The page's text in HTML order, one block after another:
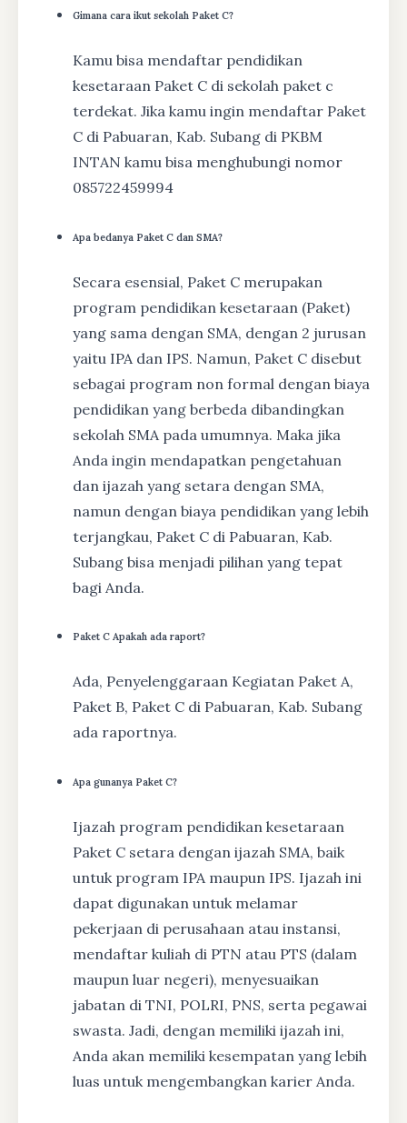
Gimana cara ikut sekolah Paket C?
Kamu bisa mendaftar pendidikan
kesetaraan Paket C di sekolah paket c
terdekat. Jika kamu ingin mendaftar Paket
C di Pabuaran, Kab. Subang di PKBM
INTAN kamu bisa menghubungi nomor
085722459994
Apa bedanya Paket C dan SMA?
Secara esensial, Paket C merupakan
program pendidikan kesetaraan (Paket)
yang sama dengan SMA, dengan 2 jurusan
yaitu IPA dan IPS. Namun, Paket C disebut
sebagai program non formal dengan biaya
pendidikan yang berbeda dibandingkan
sekolah SMA pada umumnya. Maka jika
Anda ingin mendapatkan pengetahuan
dan ijazah yang setara dengan SMA,
namun dengan biaya pendidikan yang lebih
terjangkau, Paket C di Pabuaran, Kab.
Subang bisa menjadi pilihan yang tepat
bagi Anda.
Paket C Apakah ada raport?
Ada, Penyelenggaraan Kegiatan Paket A,
Paket B, Paket C di Pabuaran, Kab. Subang
ada raportnya.
Apa gunanya Paket C?
Ijazah program pendidikan kesetaraan
Paket C setara dengan ijazah SMA, baik
untuk program IPA maupun IPS. Ijazah ini
dapat digunakan untuk melamar
pekerjaan di perusahaan atau instansi,
mendaftar kuliah di PTN atau PTS (dalam
maupun luar negeri), menyesuaikan
jabatan di TNI, POLRI, PNS, serta pegawai
swasta. Jadi, dengan memiliki ijazah ini,
Anda akan memiliki kesempatan yang lebih
luas untuk mengembangkan karier Anda.